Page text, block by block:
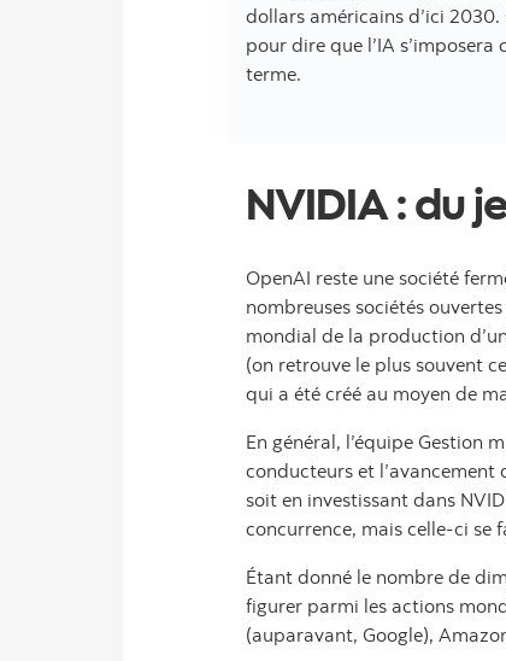
dollars américains d’ici 2030.
pour dire que l’IA
terme.
NVIDIA : du
OpenAI reste une société
nombreuses sociétés
mondial de la production
(on retrouve le plus souvent
qui a été créé au moyen de
En général, l’équipe
conducteurs et l’avancement
soit en investissant dans
concurrence, mais celle-ci se
Étant donné le nombre de
figurer parmi les actions
(auparavant, Google),